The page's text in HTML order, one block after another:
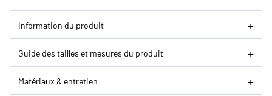
Information du produit
Guide des tailles et mesures du produit
Matériaux & entretien